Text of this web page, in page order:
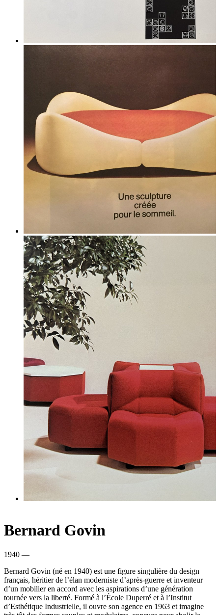
Bernard Govin
1940 —
Bernard Govin (né en 1940) est une figure singulière du design
français, héritier de l’élan moderniste d’après-guerre et inventeur
d’un mobilier en accord avec les aspirations d’une génération
tournée vers la liberté. Formé à l’École Duperré et à l’Institut
d’Esthétique Industrielle, il ouvre son agence en 1963 et imagine